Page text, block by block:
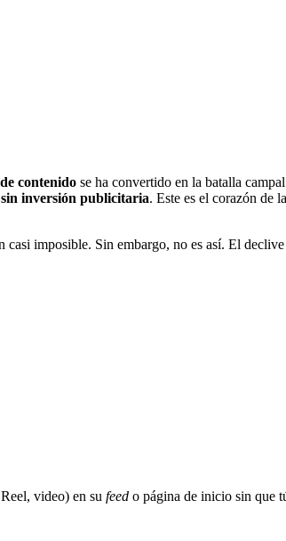
contenido se ha convertido en la batalla
inversión publicitaria. Este es el corazón de
casi imposible. Sin embargo, no es así. El
video) en su feed o página de inicio sin que